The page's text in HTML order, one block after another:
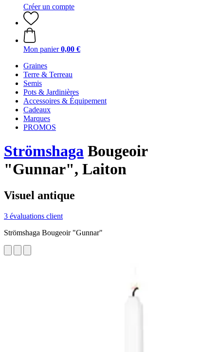
Créer un compte
Mon panier 0,00 €
Graines
Terre & Terreau
Semis
Pots & Jardinières
Accessoires & Équipement
Cadeaux
Marques
PROMOS
Strömshaga Bougeoir
"Gunnar", Laiton
Visuel antique
3 évaluations client
Strömshaga Bougeoir "Gunnar"